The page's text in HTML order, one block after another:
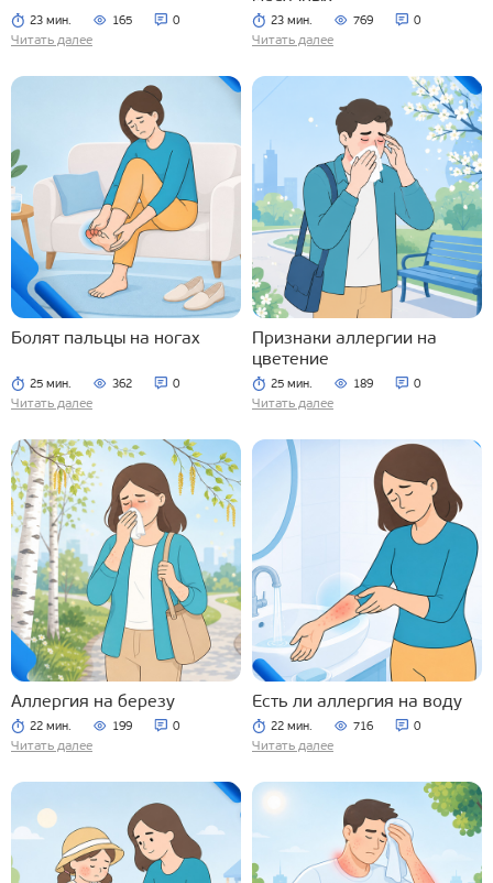
23 мин. 165 0
Читать далее
23 мин. 769 0
Читать далее
Болят пальцы на ногах
25 мин. 362 0
Читать далее
Признаки аллергии на
цветение
25 мин. 189 0
Читать далее
Аллергия на березу
22 мин. 199 0
Читать далее
Есть ли аллергия на воду
22 мин. 716 0
Читать далее